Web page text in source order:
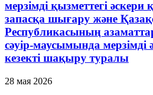
мерзiмдi қызметтегi әскери
запасқа шығару және
Республикасының
сәуiр-маусымында мерзiмдi
кезектi шақыру туралы
28 мая 2026